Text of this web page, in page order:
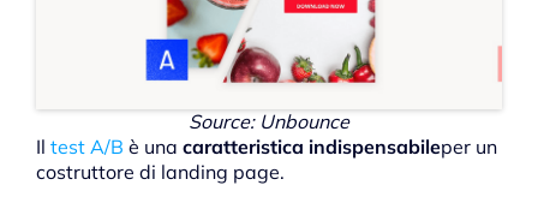
Source: Unbounce
Il test A/B è una caratteristica indispensabileper un
costruttore di landing page.